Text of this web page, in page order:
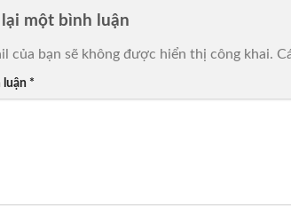
một bình luận
của bạn sẽ không được hiển thị công khai.
luận *